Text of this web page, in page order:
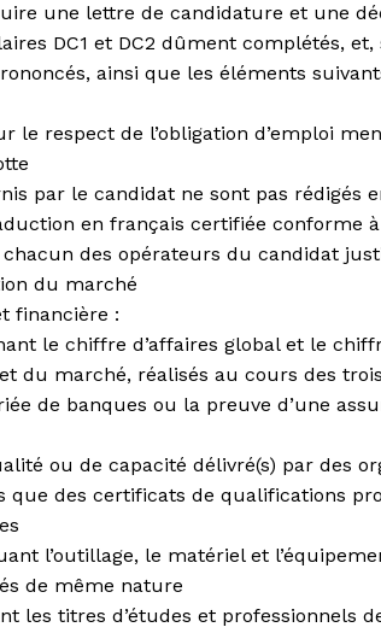
une lettre de candidature et une
DC1 et DC2 dûment complétés,
ainsi que les éléments
le respect de l’obligation d’emploi
par le candidat ne sont pas rédigés
en français certifiée conforme
chacun des opérateurs du candidat
du marché
financière :
le chiffre d’affaires global et le
du marché, réalisés au cours des
de banques ou la preuve d’une
ou de capacité délivré(s) par des
que des certificats de qualifications
l’outillage, le matériel et
de même nature
les titres d’études et professionnels